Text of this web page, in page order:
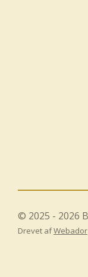
© 2025 - 2026
Drevet afWebador